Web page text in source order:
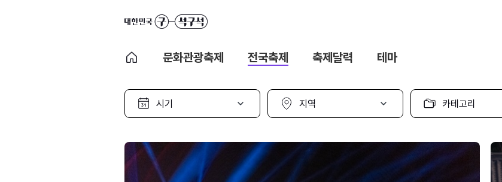
문화관광축제 전국축제 축제달력 테마
시
선
지
선
카
고
선
택